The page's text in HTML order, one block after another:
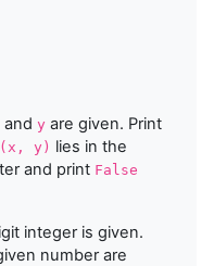
and y are given. Print
(x, y) lies in the
and print False
integer is given.
number are